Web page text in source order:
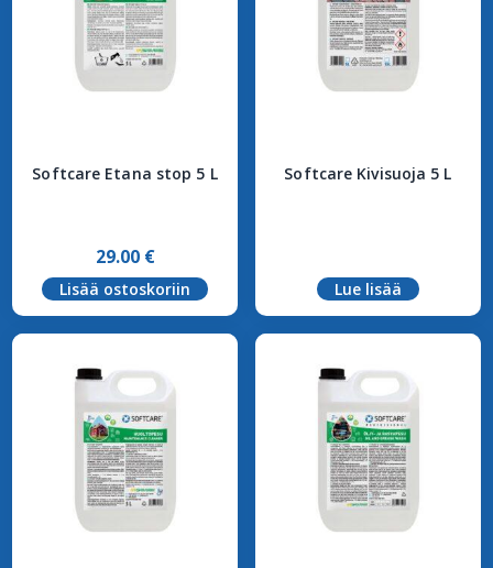
Softcare Etana stop 5 L
29.00 €
Lisää ostoskoriin
Softcare Kivisuoja 5 L
Lue lisää